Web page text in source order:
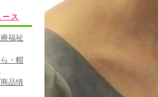
ス
福祉
ら・帽
商品情